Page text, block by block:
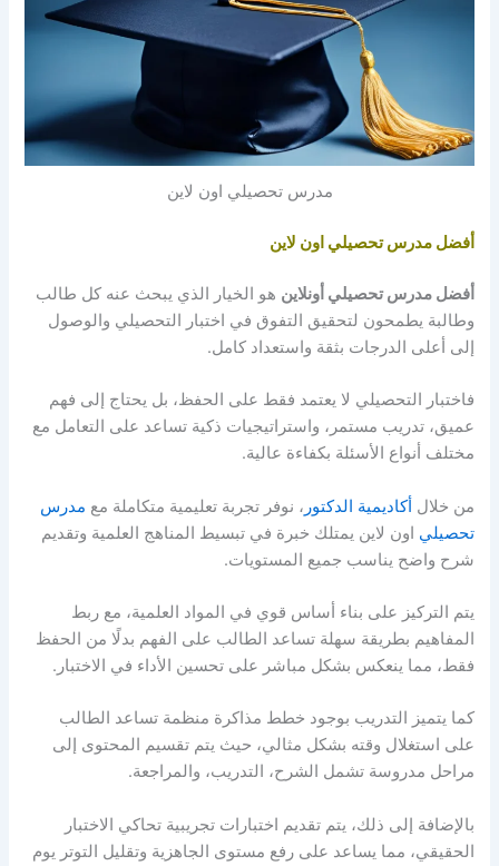
مدرس تحصيلي اون لاين
أفضلمدرس تحصيلي اون لاين
أفضل مدرس تحصيلي أونلاين هو الخيار الذي يبحث عنه كل طالب
وطالبة يطمحون لتحقيق التفوق في اختبار التحصيلي والوصول
إلى أعلى الدرجات بثقة واستعداد كامل.
فاختبار التحصيلي لا يعتمد فقط على الحفظ، بل يحتاج إلى فهم
عميق، تدريب مستمر، واستراتيجيات ذكية تساعد على التعامل مع
مختلف أنواع الأسئلة بكفاءة عالية.
من خلال أكاديمية الدكتور ، نوفر تجربة تعليمية متكاملة مع مدرس
تحصيلي اون لاين يمتلك خبرة في تبسيط المناهج العلمية وتقديم
شرح واضح يناسب جميع المستويات.
يتم التركيز على بناء أساس قوي في المواد العلمية، مع ربط
المفاهيم بطريقة سهلة تساعد الطالب على الفهم بدلًا من الحفظ
فقط، مما ينعكس بشكل مباشر على تحسين الأداء في الاختبار.
كما يتميز التدريب بوجود خطط مذاكرة منظمة تساعد الطالب
على استغلال وقته بشكل مثالي، حيث يتم تقسيم المحتوى إلى
مراحل مدروسة تشمل الشرح، التدريب، والمراجعة.
بالإضافة إلى ذلك، يتم تقديم اختبارات تجريبية تحاكي الاختبار
الحقيقي، مما يساعد على رفع مستوى الجاهزية وتقليل التوتر يوم